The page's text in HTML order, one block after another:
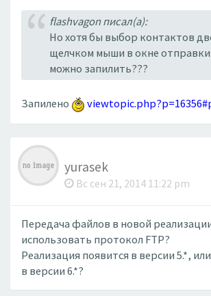
flashvagon писал(а):
Но хотя бы выбор контактов
щелчком мыши в окне
можно запилить???
Запилено
yurasek
Вс сен 21, 2014 11:22 pm
Передача файлов в новой
использовать протокол FTP?
Реализация появится в версии 5.*,
в версии 6.*?